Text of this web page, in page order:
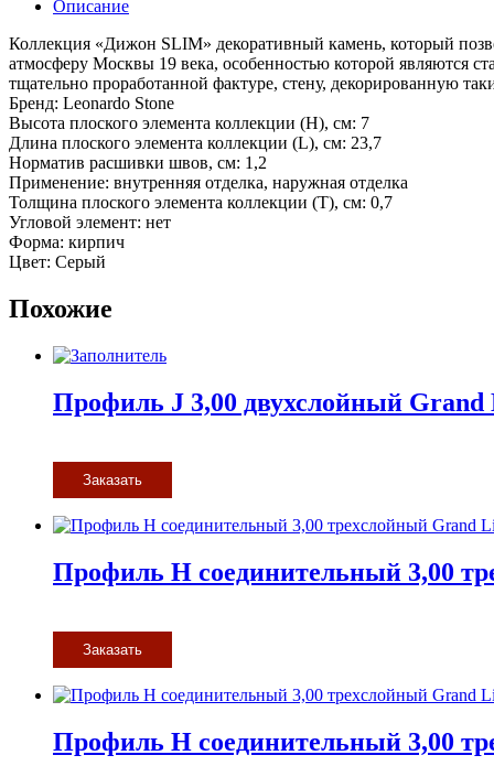
Описание
Коллекция «Дижон SLIM» декоративный камень, который
атмосферу Москвы 19 века, особенностью которой являются
тщательно проработанной фактуре, стену, декорированную
Бренд: Leonardo Stone
Высота плоского элемента коллекции (H), см: 7
Длина плоского элемента коллекции (L), см: 23,7
Норматив расшивки швов, см: 1,2
Применение: внутренняя отделка, наружная отделка
Толщина плоского элемента коллекции (T), см: 0,7
Угловой элемент: нет
Форма: кирпич
Цвет: Серый
Похожие
Профиль J 3,00 двухслойный
Заказать
Профиль H соединительный 3,00
Заказать
Профиль H соединительный 3,00